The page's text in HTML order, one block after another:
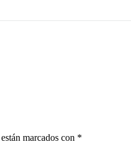
marcados con *